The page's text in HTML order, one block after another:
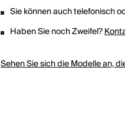
Sie können auch telefonisch
Haben Sie noch Zweifel?
Sehen Sie sich die Modelle an,